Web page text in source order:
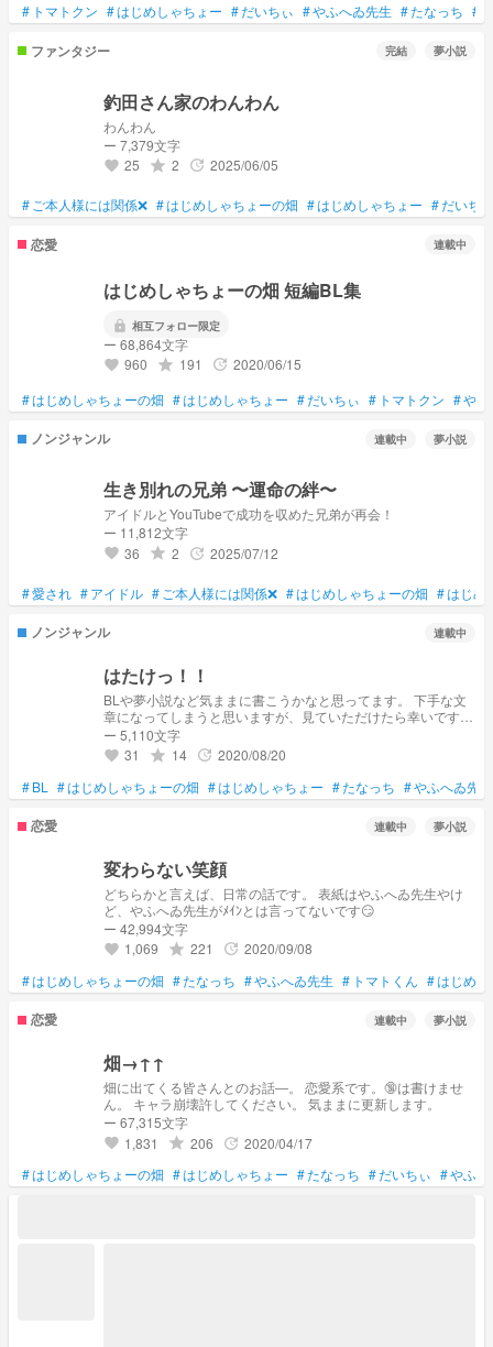
# トマトクン #はじめしゃちょー #だいちぃ #やふへゐ先生 #たなっち #
ファンタジー 完結 夢小説
釣田さん家のわんわん
わんわん
ー 7,379文字
favorite 25 grade 2 update 2025/06/05
# ご本人様には関係❌ #はじめしゃちょーの畑 #はじめしゃちょー #だいちぃ
恋愛 連載中
はじめしゃちょーの畑 短編BL集
lock 相互フォロー限定
ー 68,864文字
favorite 960 grade 191 update 2020/06/15
#はじめしゃちょーの畑 #はじめしゃちょー #だいちぃ # トマトクン #やふ
ノンジャンル 連載中 夢小説
生き別れの兄弟 〜運命の絆〜
アイドルとYouTubeで成功を収めた兄弟が再会！
ー 11,812文字
favorite 36 grade 2 update 2025/07/12
#愛され #アイドル # ご本人様には関係❌ #はじめしゃちょーの畑 #はじめ
ノンジャンル 連載中
はたけっ！！
BLや夢小説など気ままに書こうかなと思ってます。 下手な文
章になってしまうと思いますが、見ていただけたら幸いです‪
(*ˊᵕˋ* )
ー 5,110文字
favorite 31 grade 14 update 2020/08/20
#BL #はじめしゃちょーの畑 #はじめしゃちょー #たなっち #やふへゐ先生
恋愛 連載中 夢小説
変わらない笑顔
どちらかと言えば、日常の話です。 表紙はやふへゐ先生やけ
ど、やふへゐ先生がﾒｲﾝとは言ってないです😏
ー 42,994文字
favorite 1,069 grade 221 update 2020/09/08
#はじめしゃちょーの畑 #たなっち #やふへゐ先生 # トマトくん #はじめ
恋愛 連載中 夢小説
畑→↑↑
畑に出てくる皆さんとのお話―。 恋愛系です。🔞は書けませ
ん。 キャラ崩壊許してください。 気ままに更新します。
ー 67,315文字
favorite 1,831 grade 206 update 2020/04/17
#はじめしゃちょーの畑 #はじめしゃちょー #たなっち #だいちぃ #やふ